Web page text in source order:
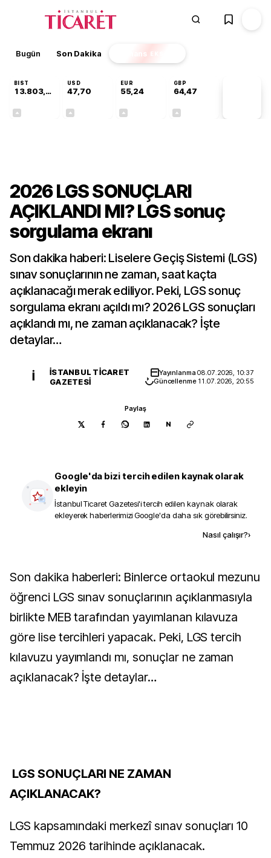
Bugün Son Dakika Finans EKSTRA
BIST
13.803,11
USD
47,70
EUR
55,24
GBP
64,47
2026 LGS SONUÇLARI
AÇIKLANDI MI? LGS sonuç
sorgulama ekranı
Son dakika haberi: Liselere Geçiş Sistemi (LGS)
sınav sonuçlarının ne zaman, saat kaçta
açıklanacağı merak ediliyor. Peki, LGS sonuç
sorgulama ekranı açıldı mı? 2026 LGS sonuçları
açıklandı mı, ne zaman açıklanacak? İşte
detaylar…
İ
İSTANBUL TICARET
GAZETESI
Yayınlanma08.07.2026, 10:37
Güncellenme 11.07.2026, 20:55
Paylaş
N
Google'da bizi tercih edilen kaynak olarak
ekleyin
İstanbul Ticaret Gazetesi'i tercih edilen kaynak olarak
ekleyerek haberlerimizi Google'da daha sık görebilirsiniz.
Nasıl çalışır?›
Son dakika haberleri: Binlerce ortaokul mezunu
öğrenci LGS sınav sonuçlarının açıklanmasıyla
birlikte MEB tarafından yayımlanan kılavuza
göre lise tercihleri yapacak. Peki, LGS tercih
kılavuzu yayımlandı mı, sonuçlar ne zaman
açıklanacak? İşte detaylar…
LGS SONUÇLARI NE ZAMAN
AÇIKLANACAK?
LGS kapsamındaki merkezî sınav sonuçları 10
Temmuz 2026 tarihinde açıklanacak.